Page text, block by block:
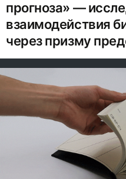
прогноза» —
взаимодействия
через призму